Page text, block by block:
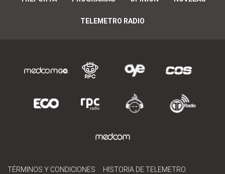
TELEMETRO RADIO
TÉRMINOS Y CONDICIONES
HISTORIA DE TELEMETRO